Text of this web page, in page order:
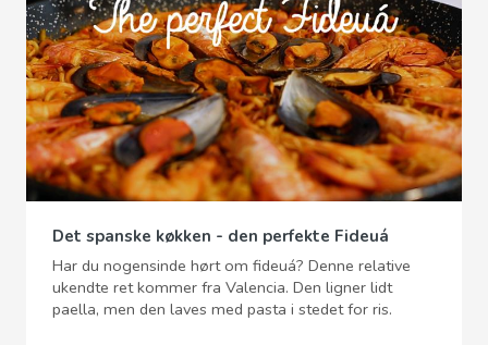
Det spanske køkken - den perfekte Fideuá
Har du nogensinde hørt om fideuá? Denne relative
ukendte ret kommer fra Valencia. Den ligner lidt
paella, men den laves med pasta i stedet for ris.